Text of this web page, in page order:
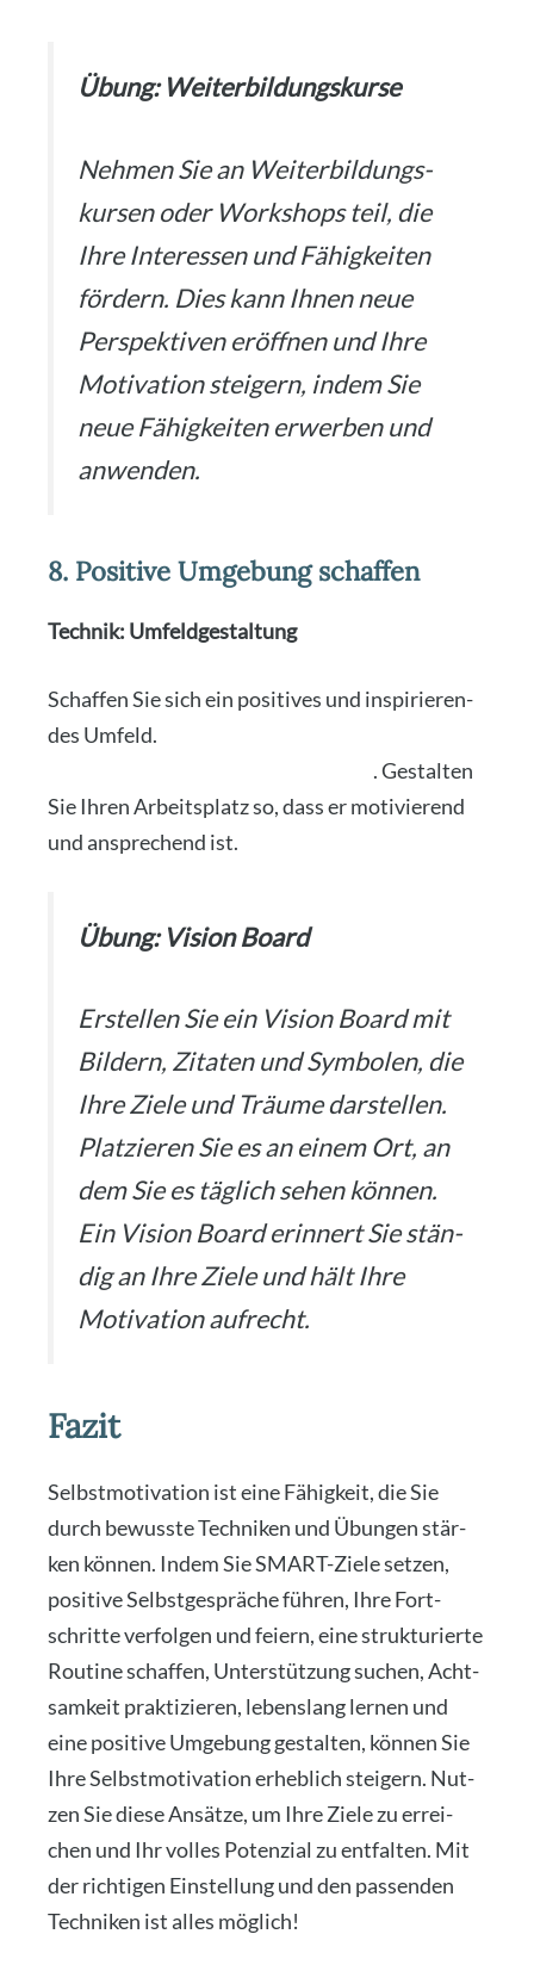
Übung: Wei­ter­bil­dungs­kur­se
Neh­men Sie an Wei­ter­bil­dungs­
kur­sen oder Work­shops teil, die
Ihre Inter­es­sen und Fähig­kei­ten
för­dern. Dies kann Ihnen neue
Per­spek­ti­ven eröff­nen und Ihre
Moti­va­ti­on stei­gern, indem Sie
neue Fähig­kei­ten erwer­ben und
anwen­den.
8. Positive Umgebung schaffen
Tech­nik: Umfeld­ge­stal­tung
Schaf­fen Sie sich ein posi­ti­ves und inspi­rie­ren­
des Umfeld.
. Gestal­ten
Sie Ihren Arbeits­platz so, dass er moti­vie­rend
und anspre­chend ist.
Übung: Visi­on Board
Erstel­len Sie ein Visi­on Board mit
Bil­dern, Zita­ten und Sym­bo­len, die
Ihre Zie­le und Träu­me dar­stel­len.
Plat­zie­ren Sie es an einem Ort, an
dem Sie es täg­lich sehen kön­nen.
Ein Visi­on Board erin­nert Sie stän­
dig an Ihre Zie­le und hält Ihre
Moti­va­ti­on auf­recht.
Fazit
Selbst­mo­ti­va­ti­on ist eine Fähig­keit, die Sie
durch bewuss­te Tech­ni­ken und Übun­gen stär­
ken kön­nen. Indem Sie SMART-Zie­le set­zen,
posi­ti­ve Selbst­ge­sprä­che füh­ren, Ihre Fort­
schrit­te ver­fol­gen und fei­ern, eine struk­tu­rier­te
Rou­ti­ne schaf­fen, Unter­stüt­zung suchen, Acht­
sam­keit prak­ti­zie­ren, lebens­lang ler­nen und
eine posi­ti­ve Umge­bung gestal­ten, kön­nen Sie
Ihre Selbst­mo­ti­va­ti­on erheb­lich stei­gern. Nut­
zen Sie die­se Ansät­ze, um Ihre Zie­le zu errei­
chen und Ihr vol­les Poten­zi­al zu ent­fal­ten. Mit
der rich­ti­gen Ein­stel­lung und den pas­sen­den
Tech­ni­ken ist alles mög­lich!